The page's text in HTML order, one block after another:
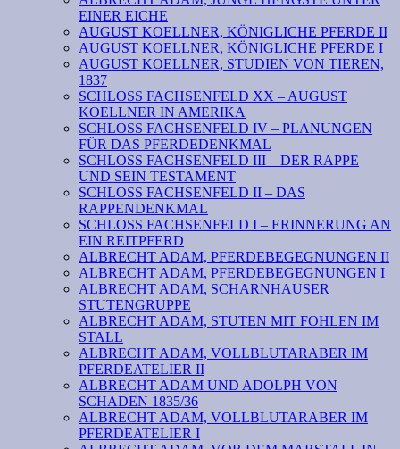
EINER EICHE
AUGUST KOELLNER, KÖNIGLICHE PFERDE II
AUGUST KOELLNER, KÖNIGLICHE PFERDE I
AUGUST KOELLNER, STUDIEN VON TIEREN,
1837
SCHLOSS FACHSENFELD XX – AUGUST
KOELLNER IN AMERIKA
SCHLOSS FACHSENFELD IV – PLANUNGEN
FÜR DAS PFERDEDENKMAL
SCHLOSS FACHSENFELD III – DER RAPPE
UND SEIN TESTAMENT
SCHLOSS FACHSENFELD II – DAS
RAPPENDENKMAL
SCHLOSS FACHSENFELD I – ERINNERUNG AN
EIN REITPFERD
ALBRECHT ADAM, PFERDEBEGEGNUNGEN II
ALBRECHT ADAM, PFERDEBEGEGNUNGEN I
ALBRECHT ADAM, SCHARNHAUSER
STUTENGRUPPE
ALBRECHT ADAM, STUTEN MIT FOHLEN IM
STALL
ALBRECHT ADAM, VOLLBLUTARABER IM
PFERDEATELIER II
ALBRECHT ADAM UND ADOLPH VON
SCHADEN 1835/36
ALBRECHT ADAM, VOLLBLUTARABER IM
PFERDEATELIER I